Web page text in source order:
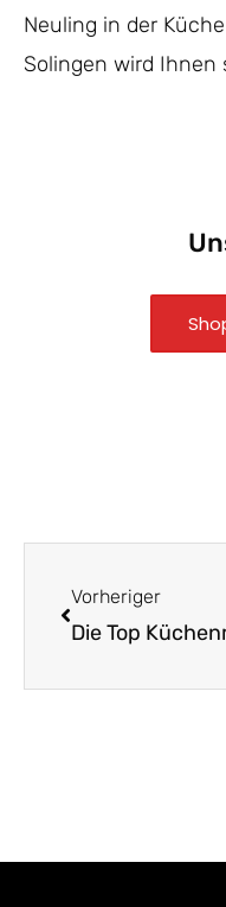
Neuling in der
Solingen wird Ihnen
Vorheriger